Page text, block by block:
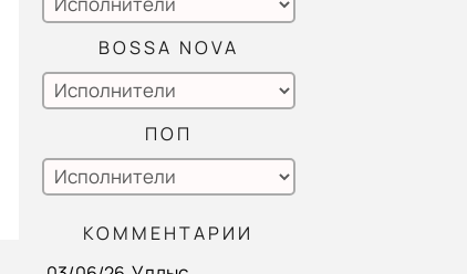
BOSSA NOVA
ПОП
КОММЕНТАРИИ